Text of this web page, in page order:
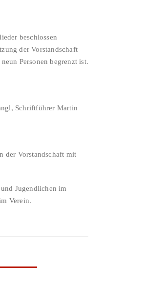
beschlossen
der Vorstandschaft
Personen begrenzt ist.
Schriftführer Martin
der Vorstandschaft mit
Jugendlichen im
Verein.